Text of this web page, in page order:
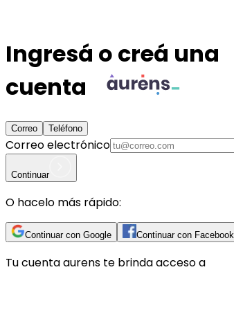
Ingresá o creá una
cuenta
Correo Teléfono
Correo electrónico
Continuar
O hacelo más rápido:
Continuar con Google Continuar con Facebook
Tu cuentaaurens te brinda acceso a